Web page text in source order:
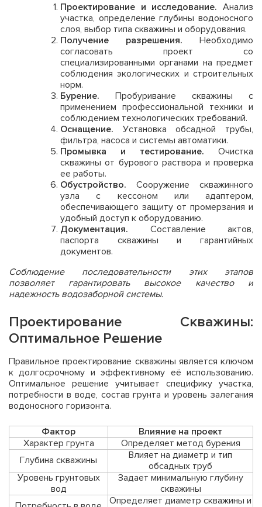
Проектирование и исследование. Анализ
участка, определение глубины водоносного
слоя, выбор типа скважины и оборудования.
Получение разрешения. Необходимо
согласовать проект со
специализированными органами на предмет
соблюдения экологических и строительных
норм.
Бурение. Пробуривание скважины с
применением профессиональной техники и
соблюдением технологических требований.
Оснащение. Установка обсадной трубы,
фильтра, насоса и системы автоматики.
Промывка и тестирование. Очистка
скважины от бурового раствора и проверка
ее работы.
Обустройство. Сооружение скважинного
узла с кессоном или адаптером,
обеспечивающего защиту от промерзания и
удобный доступ к оборудованию.
Документация. Составление актов,
паспорта скважины и гарантийных
документов.
Соблюдение последовательности этих этапов
позволяет гарантировать высокое качество и
надежность водозаборной системы.
Проектирование Скважины:
Оптимальное Решение
Правильное проектирование скважины является ключом
к долгосрочному и эффективному её использованию.
Оптимальное решение учитывает специфику участка,
потребности в воде, состав грунта и уровень залегания
водоносного горизонта.
Фактор
Влияние на проект
Характер грунта
Определяет метод бурения
Глубина скважины
Влияет на диаметр и тип
обсадных труб
Уровень грунтовых
вод
Задает минимальную глубину
скважины
Определяет диаметр скважины и